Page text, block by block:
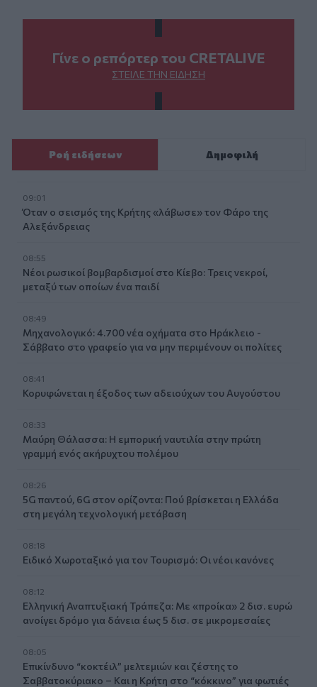
Γίνε ο ρεπόρτερ του CRETALIVE
ΣΤΕΊΛΕ ΤΗΝ ΕΊΔΗΣΗ
Ροή ειδήσεων Δημοφιλή
09:01
Όταν ο σεισμός της Κρήτης «λάβωσε» τον Φάρο της
Αλεξάνδρειας
08:55
Νέοι ρωσικοί βομβαρδισμοί στο Κίεβο: Τρεις νεκροί,
μεταξύ των οποίων ένα παιδί
08:49
Μηχανολογικό: 4.700 νέα οχήματα στο Ηράκλειο -
Σάββατο στο γραφείο για να μην περιμένουν οι πολίτες
08:41
Κορυφώνεται η έξοδος των αδειούχων του Αυγούστου
08:33
Μαύρη Θάλασσα: Η εμπορική ναυτιλία στην πρώτη
γραμμή ενός ακήρυχτου πολέμου
08:26
5G παντού, 6G στον ορίζοντα: Πού βρίσκεται η Ελλάδα
στη μεγάλη τεχνολογική μετάβαση
08:18
Ειδικό Χωροταξικό για τον Τουρισμό: Οι νέοι κανόνες
08:12
Ελληνική Αναπτυξιακή Τράπεζα: Με «προίκα» 2 δισ. ευρώ
ανοίγει δρόμο για δάνεια έως 5 δισ. σε μικρομεσαίες
08:05
Επικίνδυνο “κοκτέιλ” μελτεμιών και ζέστης το
Σαββατοκύριακο – Και η Κρήτη στο “κόκκινο” για φωτιές